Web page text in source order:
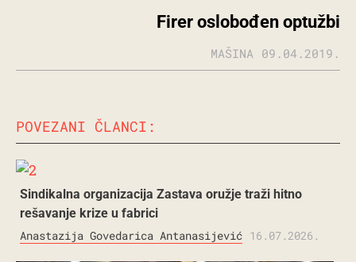
Firer oslobođen optužbi
MAŠINA 09.04.2019.
POVEZANI ČLANCI:
Sindikalna organizacija Zastava oružje traži hitno
rešavanje krize u fabrici
Anastazija Govedarica Antanasijević 16.07.2026.